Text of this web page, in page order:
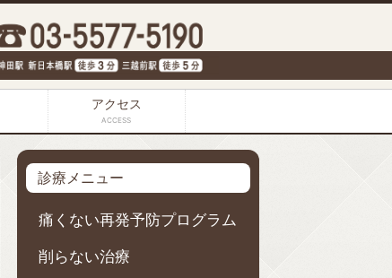
アクセス
ACCESS
診療メニュー
痛くない再発予防プログラム
削らない治療